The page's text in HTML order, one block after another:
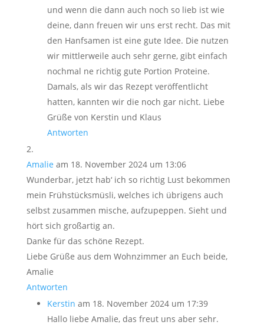
und wenn die dann auch noch so lieb ist wie
deine, dann freuen wir uns erst recht. Das mit
den Hanfsamen ist eine gute Idee. Die nutzen
wir mittlerweile auch sehr gerne, gibt einfach
nochmal ne richtig gute Portion Proteine.
Damals, als wir das Rezept veröffentlicht
hatten, kannten wir die noch gar nicht. Liebe
Grüße von Kerstin und Klaus
Antworten
Amalie am 18. November 2024 um 13:06
Wunderbar, jetzt hab‘ ich so richtig Lust bekommen
mein Frühstücksmüsli, welches ich übrigens auch
selbst zusammen mische, aufzupeppen. Sieht und
hört sich großartig an.
Danke für das schöne Rezept.
Liebe Grüße aus dem Wohnzimmer an Euch beide,
Amalie
Antworten
Kerstin am 18. November 2024 um 17:39
Hallo liebe Amalie, das freut uns aber sehr.